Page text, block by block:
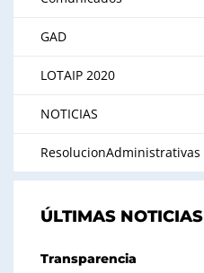
GAD
LOTAIP 2020
NOTICIAS
ResolucionAdministrativas
ÚLTIMAS NOTICIAS
Transparencia